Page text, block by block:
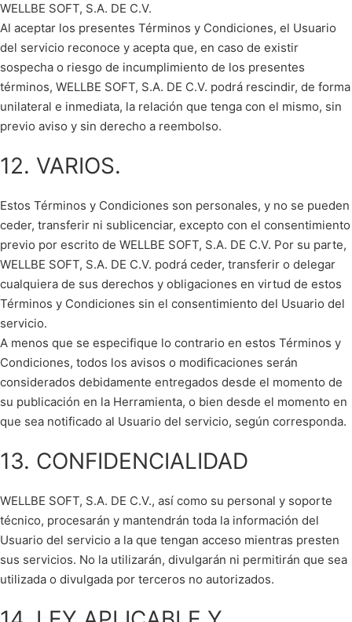
WELLBE SOFT, S.A. DE C.V.
Al aceptar los presentes Términos y Condiciones, el Usuario
del servicio reconoce y acepta que, en caso de existir
sospecha o riesgo de incumplimiento de los presentes
términos, WELLBE SOFT, S.A. DE C.V. podrá rescindir, de forma
unilateral e inmediata, la relación que tenga con el mismo, sin
previo aviso y sin derecho a reembolso.
12. VARIOS.
Estos Términos y Condiciones son personales, y no se pueden
ceder, transferir ni sublicenciar, excepto con el consentimiento
previo por escrito de WELLBE SOFT, S.A. DE C.V. Por su parte,
WELLBE SOFT, S.A. DE C.V. podrá ceder, transferir o delegar
cualquiera de sus derechos y obligaciones en virtud de estos
Términos y Condiciones sin el consentimiento del Usuario del
servicio.
A menos que se especifique lo contrario en estos Términos y
Condiciones, todos los avisos o modificaciones serán
considerados debidamente entregados desde el momento de
su publicación en la Herramienta, o bien desde el momento en
que sea notificado al Usuario del servicio, según corresponda.
13. CONFIDENCIALIDAD
WELLBE SOFT, S.A. DE C.V., así como su personal y soporte
técnico, procesarán y mantendrán toda la información del
Usuario del servicio a la que tengan acceso mientras presten
sus servicios. No la utilizarán, divulgarán ni permitirán que sea
utilizada o divulgada por terceros no autorizados.